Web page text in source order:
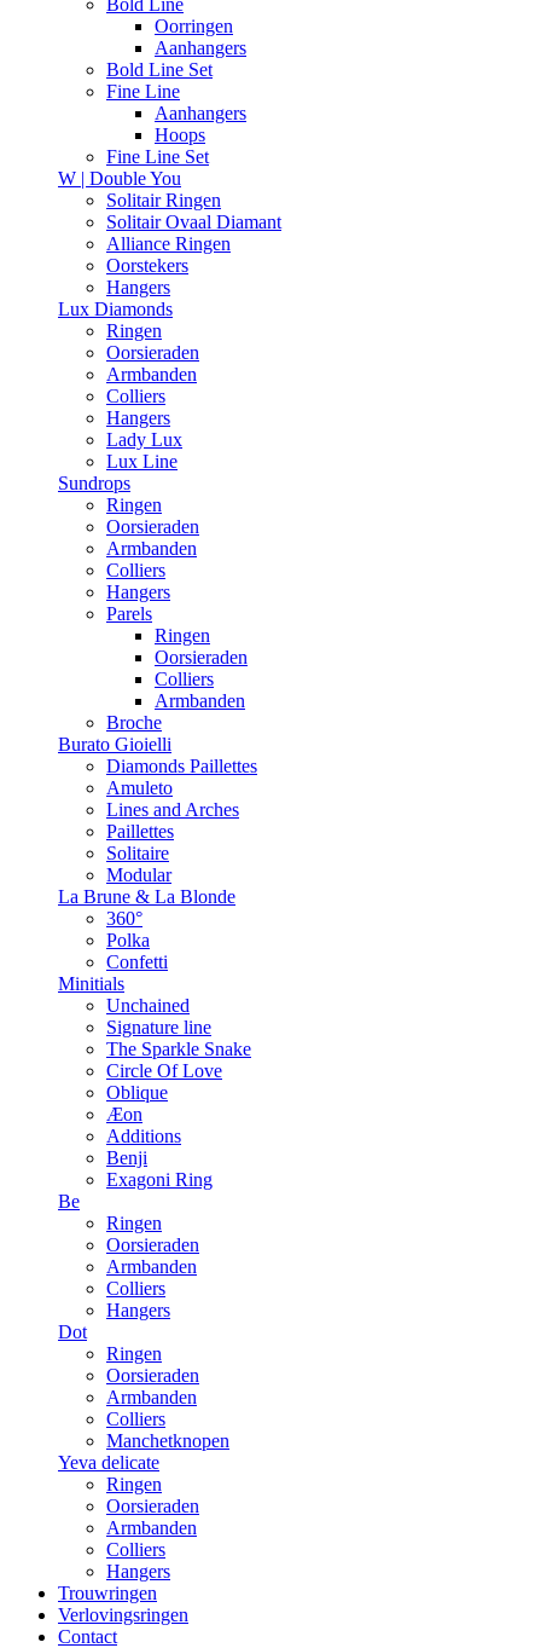
Bold Line
Oorringen
Aanhangers
Bold Line Set
Fine Line
Aanhangers
Hoops
Fine Line Set
W | Double You
Solitair Ringen
Solitair Ovaal Diamant
Alliance Ringen
Oorstekers
Hangers
Lux Diamonds
Ringen
Oorsieraden
Armbanden
Colliers
Hangers
Lady Lux
Lux Line
Sundrops
Ringen
Oorsieraden
Armbanden
Colliers
Hangers
Parels
Ringen
Oorsieraden
Colliers
Armbanden
Broche
Burato Gioielli
Diamonds Paillettes
Amuleto
Lines and Arches
Paillettes
Solitaire
Modular
La Brune & La Blonde
360°
Polka
Confetti
Minitials
Unchained
Signature line
The Sparkle Snake
Circle Of Love
Oblique
Æon
Additions
Benji
Exagoni Ring
Be
Ringen
Oorsieraden
Armbanden
Colliers
Hangers
Dot
Ringen
Oorsieraden
Armbanden
Colliers
Manchetknopen
Yeva delicate
Ringen
Oorsieraden
Armbanden
Colliers
Hangers
Trouwringen
Verlovingsringen
Contact